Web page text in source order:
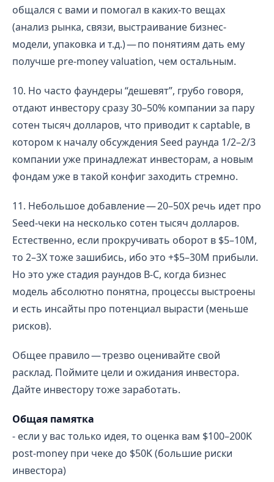
общался с вами и помогал в каких-то вещах
(анализ рынка, связи, выстраивание бизнес-
модели, упаковка и т.д.) — по понятиям дать ему
получше pre-money valuation, чем остальным.
10. Но часто фаундеры “дешевят”, грубо говоря,
отдают инвестору сразу 30–50% компании за пару
сотен тысяч долларов, что приводит к captable, в
котором к началу обсуждения Seed раунда 1/2–2/3
компании уже принадлежат инвесторам, а новым
фондам уже в такой конфиг заходить стремно.
11. Небольшое добавление — 20–50Х речь идет про
Seed-чеки на несколько сотен тысяч долларов.
Естественно, если прокручивать оборот в $5–10M,
то 2–3Х тоже зашибись, ибо это +$5–30M прибыли.
Но это уже стадия раундов B-C, когда бизнес
модель абсолютно понятна, процессы выстроены
и есть инсайты про потенциал вырасти (меньше
рисков).
Общее правило — трезво оценивайте свой
расклад. Поймите цели и ожидания инвестора.
Дайте инвестору тоже заработать.
Общая памятка
- если у вас только идея, то оценка вам $100–200K
post-money при чеке до $50K (большие риски
инвестора)